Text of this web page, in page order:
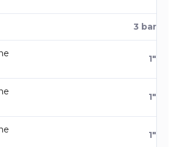
3 bar
1"
1"
1"